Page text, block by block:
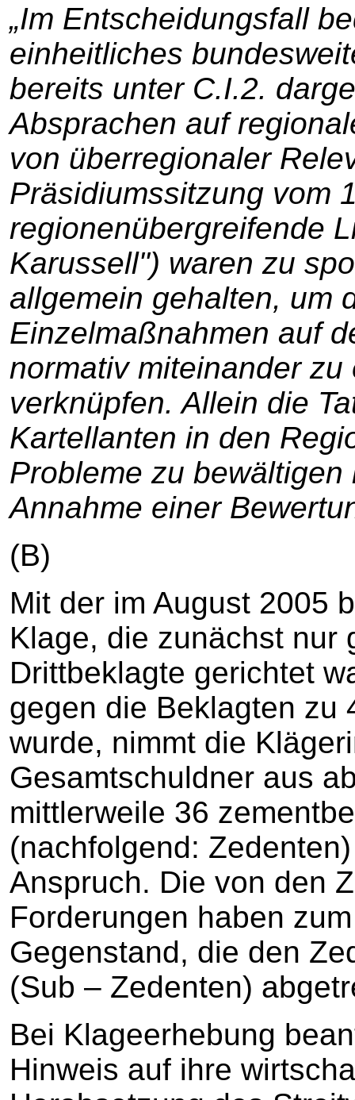
„Im Entscheidungsfall
einheitliches
bereits unter C.I.2.
Absprachen auf
von überregionaler
Präsidiumssitzung vom
regionenübergreifende
Karussell") waren zu
allgemein gehalten, um
Einzelmaßnahmen auf
normativ miteinander
verknüpfen. Allein die
Kartellanten in den
Probleme zu
Annahme einer
(B)
Mit der im August 2005
Klage, die zunächst nur
Drittbeklagte gerichtet
gegen die Beklagten zu
wurde, nimmt die
Gesamtschuldner aus
mittlerweile 36
(nachfolgend:
Anspruch. Die von den
Forderungen haben
Gegenstand, die den
(Sub – Zedenten)
Bei Klageerhebung
Hinweis auf ihre